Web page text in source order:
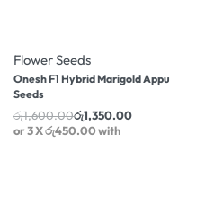
Flower Seeds
Onesh F1 Hybrid Marigold Appu
Seeds
රු1,600.00රු1,350.00
or 3 Xරු450.00with